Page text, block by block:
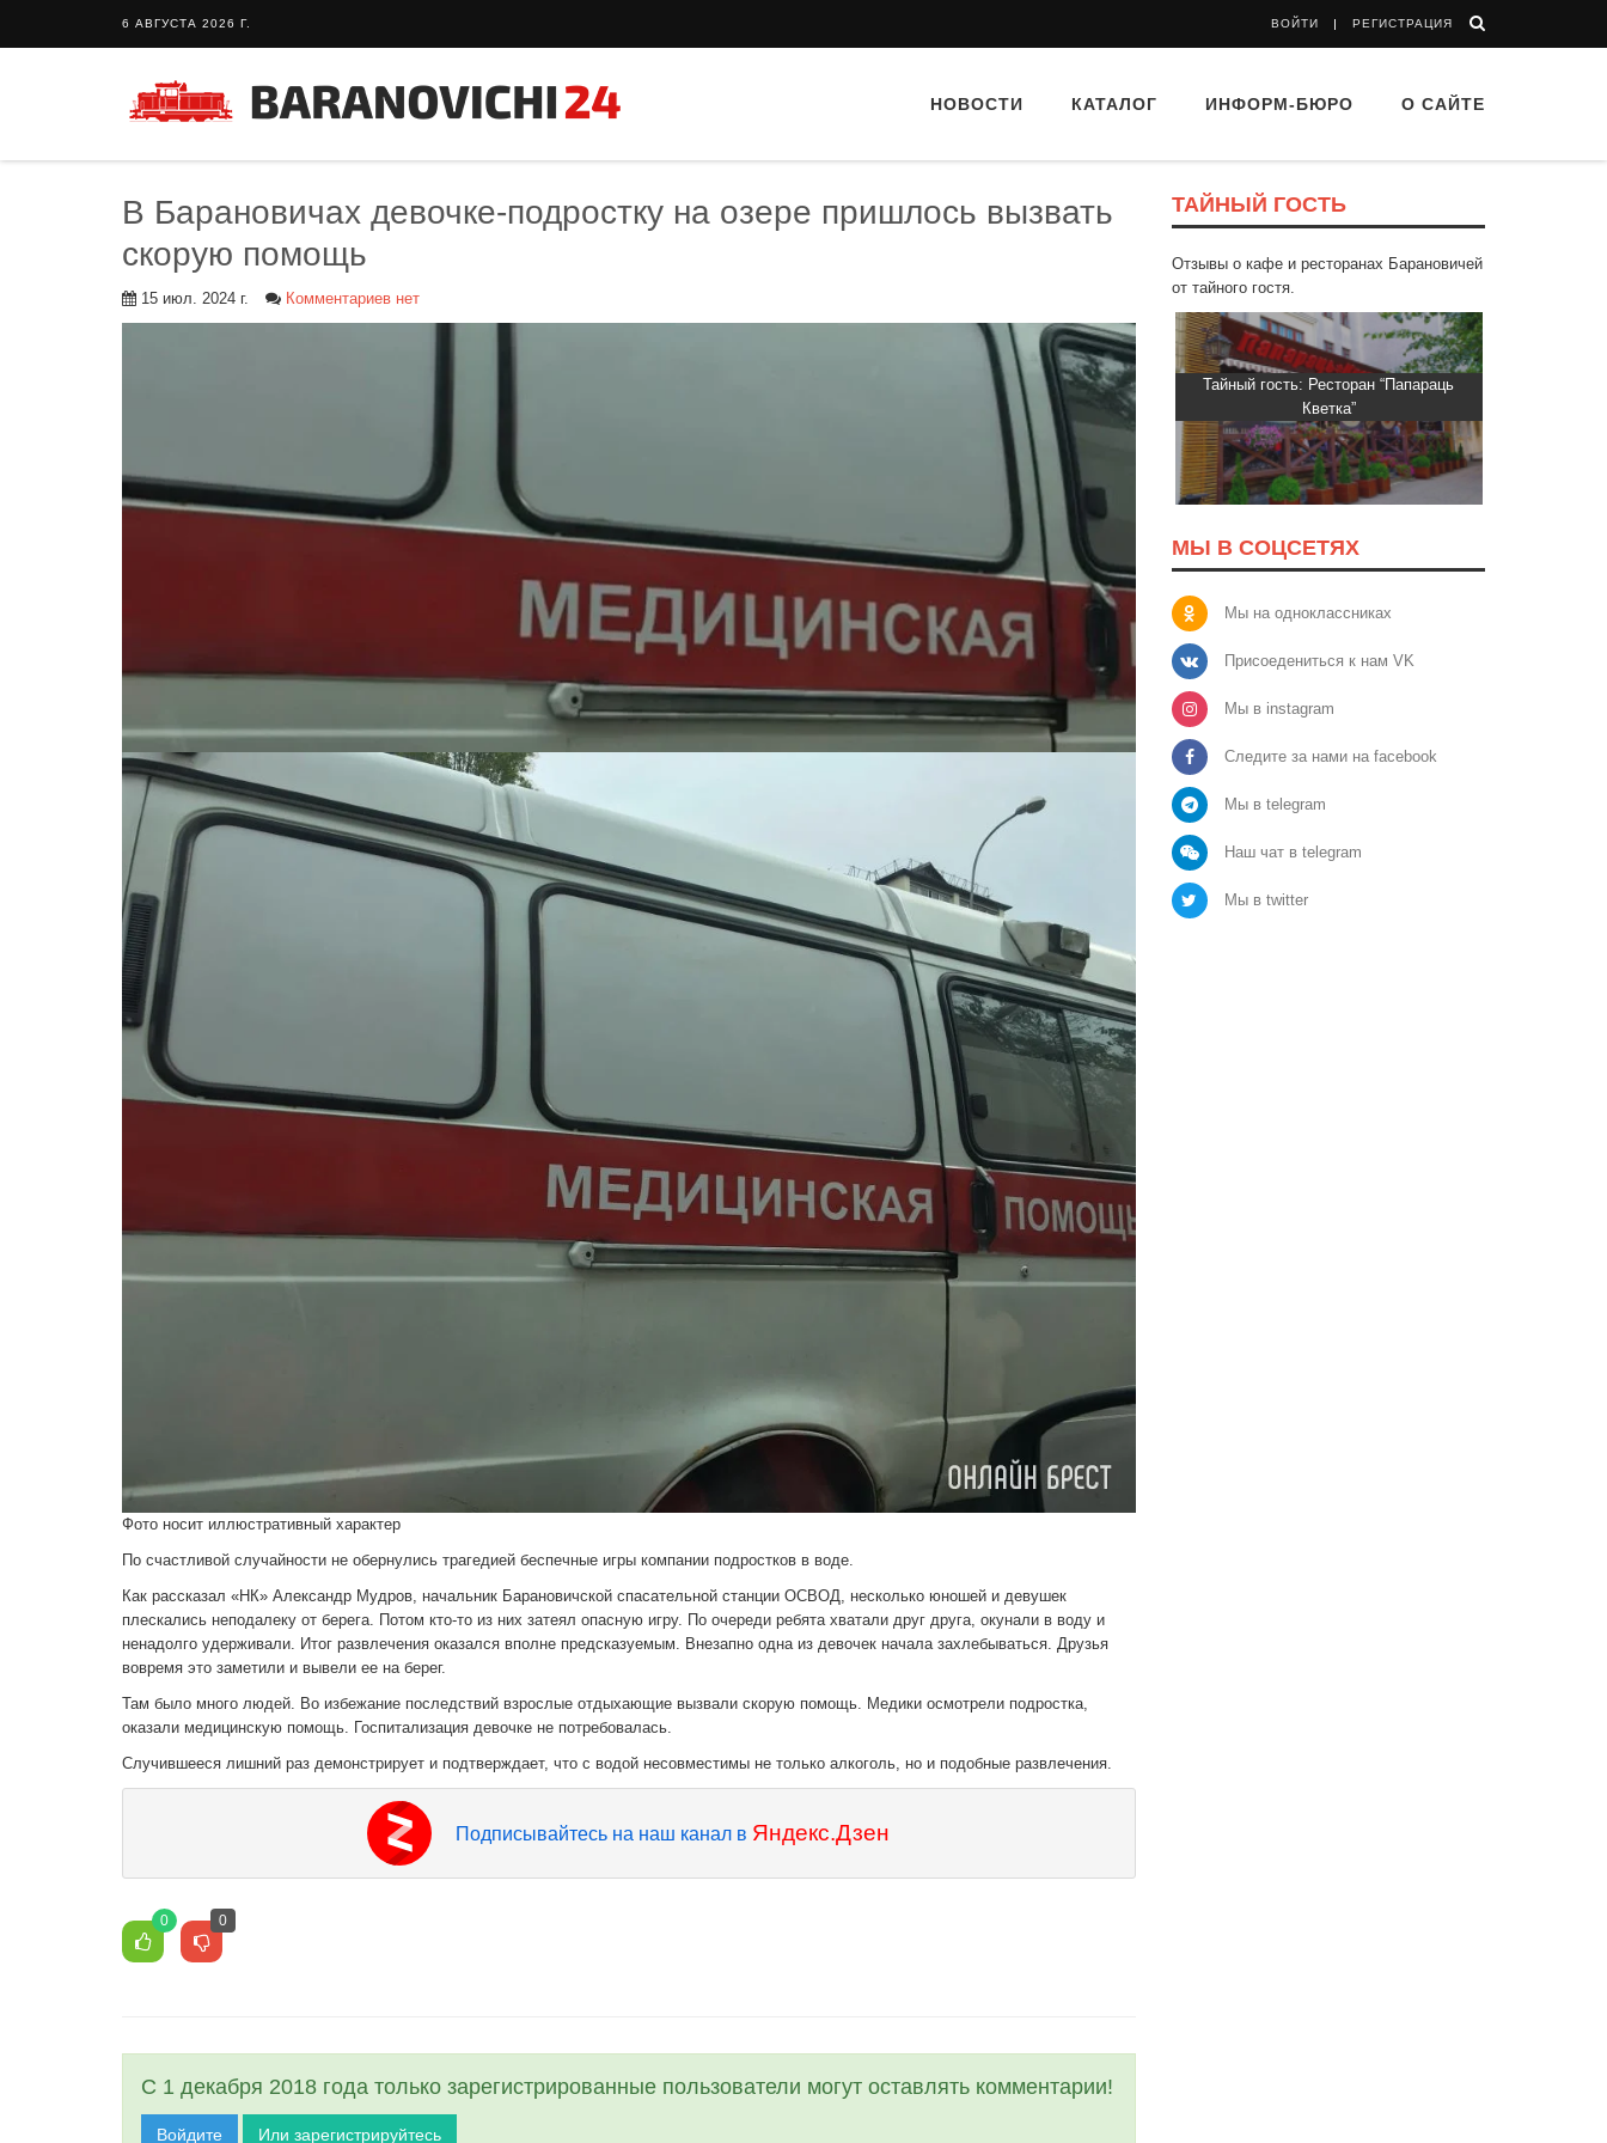
6 АВГУСТА 2026 Г. ВОЙТИ РЕГИСТРАЦИЯ
НОВОСТИ КАТАЛОГ ИНФОРМ-БЮРО О САЙТЕ
В Барановичах девочке-подростку на озере пришлось вызвать
скорую помощь
15 июл. 2024 г. Комментариев нет
Фото носит иллюстративный характер
По счастливой случайности не обернулись трагедией беспечные игры компании подростков в воде.
Как рассказал «НК» Александр Мудров, начальник Барановичской спасательной станции ОСВОД, несколько юношей и девушек
плескались неподалеку от берега. Потом кто-то из них затеял опасную игру. По очереди ребята хватали друг друга, окунали в воду и
ненадолго удерживали. Итог развлечения оказался вполне предсказуемым. Внезапно одна из девочек начала захлебываться. Друзья
вовремя это заметили и вывели ее на берег.
Там было много людей. Во избежание последствий взрослые отдыхающие вызвали скорую помощь. Медики осмотрели подростка,
оказали медицинскую помощь. Госпитализация девочке не потребовалась.
Случившееся лишний раз демонстрирует и подтверждает, что с водой несовместимы не только алкоголь, но и подобные развлечения.
Подписывайтесь на наш канал в Яндекс.Дзен
0 0
С 1 декабря 2018 года только зарегистрированные пользователи могут оставлять комментарии!
Войдите Или зарегистрируйтесь
ТАЙНЫЙ ГОСТЬ
Отзывы о кафе и ресторанах Барановичей
от тайного гостя.
Тайный гость: кафе «Фасти Хасти»
Тайный гость: Ресторан “Папараць
Кветка”
МЫ В СОЦСЕТЯХ
Мы на одноклассниках
Присоедениться к нам VK
Мы в instagram
Следите за нами на facebook
Мы в telegram
Наш чат в telegram
Мы в twitter